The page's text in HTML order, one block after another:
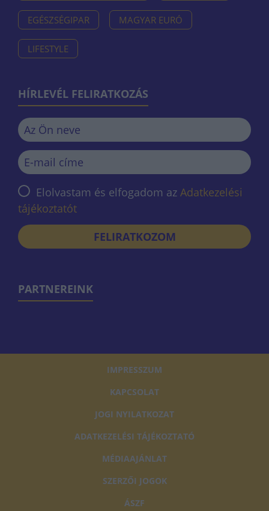
EGÉSZSÉGIPAR MAGYAR EURÓ
LIFESTYLE
HÍRLEVÉL FELIRATKOZÁS
Elolvastam és elfogadom az Adatkezelési
tájékoztatót
FELIRATKOZOM
PARTNEREINK
IMPRESSZUM
KAPCSOLAT
JOGI NYILATKOZAT
ADATKEZELÉSI TÁJÉKOZTATÓ
MÉDIAAJÁNLAT
SZERZŐI JOGOK
ÁSZF